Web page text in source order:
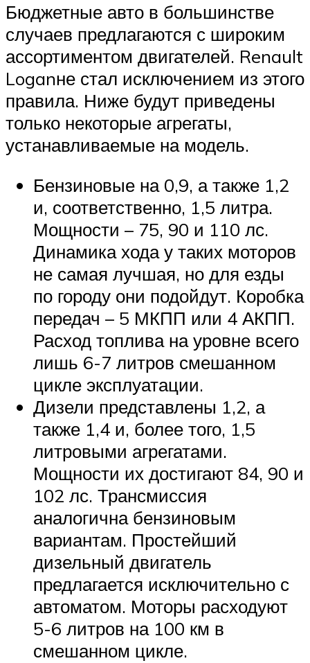
Бюджетные авто в большинстве
случаев предлагаются с широким
ассортиментом двигателей. Renault
Loganне стал исключением из этого
правила. Ниже будут приведены
только некоторые агрегаты,
устанавливаемые на модель.
Бензиновые на 0,9, а также 1,2
и, соответственно, 1,5 литра.
Мощности – 75, 90 и 110 лс.
Динамика хода у таких моторов
не самая лучшая, но для езды
по городу они подойдут. Коробка
передач – 5 МКПП или 4 АКПП.
Расход топлива на уровне всего
лишь 6-7 литров смешанном
цикле эксплуатации.
Дизели представлены 1,2, а
также 1,4 и, более того, 1,5
литровыми агрегатами.
Мощности их достигают 84, 90 и
102 лс. Трансмиссия
аналогична бензиновым
вариантам. Простейший
дизельный двигатель
предлагается исключительно с
автоматом. Моторы расходуют
5-6 литров на 100 км в
смешанном цикле.